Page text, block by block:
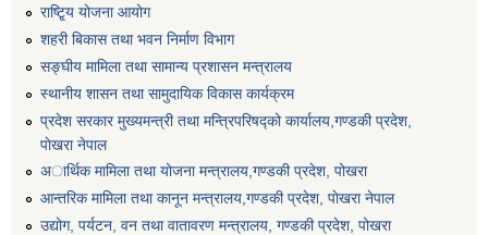
राष्टि्ृय योजना आयोग
शहरी बिकास तथा भवन निर्माण विभाग
सङ्घीय मामिला तथा सामान्य प्रशासन मन्त्रालय
स्थानीय शासन तथा सामुदायिक विकास कार्यक्रम
प्रदेश सरकार मुख्यमन्त्री तथा मन्त्रिपरिषद्को कार्यालय,गण्डकी प्रदेश,
पाेखरा नेपाल
अार्थिक मामिला तथा योजना मन्त्रालय,गण्डकी प्रदेश, पोखरा
आन्तरिक मामिला तथा कानून मन्त्रालय,गण्डकी प्रदेश, पाेखरा नेपाल
उद्योग, पर्यटन, वन तथा वातावरण मन्त्रालय, गण्डकी प्रदेश, पोखरा